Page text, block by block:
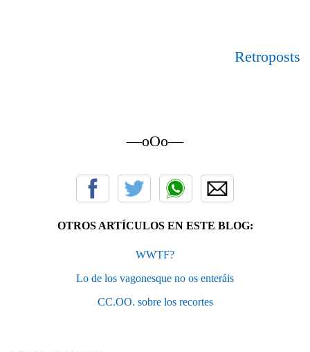
Retroposts
—oOo—
OTROS ARTÍCULOS EN ESTE BLOG:
WWTF?
Lo de los vagonesque no os enteráis
CC.OO. sobre los recortes